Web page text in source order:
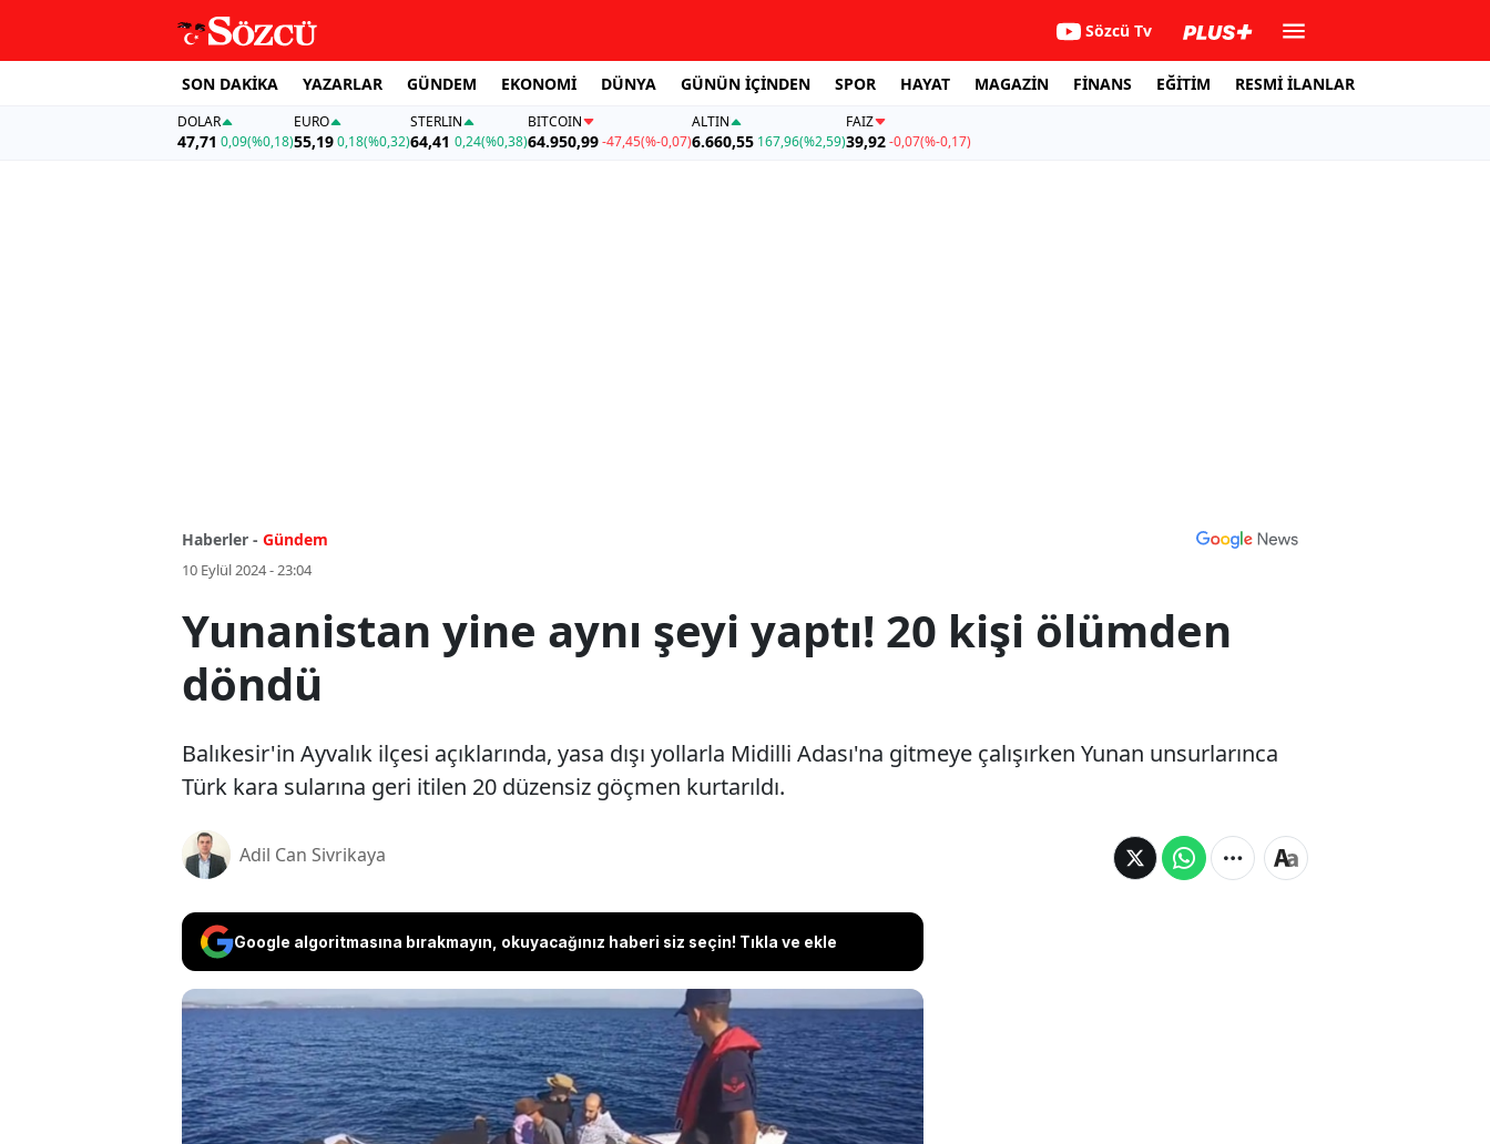
Sözcü Tv
SON DAKİKA YAZARLAR GÜNDEM EKONOMİ DÜNYA GÜNÜN İÇİNDEN SPOR HAYAT MAGAZİN FİNANS EĞİTİM RESMİ İLANLAR
DOLAR
47,71 0,09(%0,18)
EURO
55,19 0,18(%0,32)
STERLIN
64,41 0,24(%0,38)
BITCOIN
64.950,99-47,45(%-0,07)
ALTIN
6.660,55 167,96(%2,59)
FAİZ
39,92-0,07(%-0,17)
Haberler - Gündem
10 Eylül 2024 - 23:04
Yunanistan yine aynı şeyi yaptı! 20 kişi ölümden
döndü
Balıkesir'in Ayvalık ilçesi açıklarında, yasa dışı yollarla Midilli Adası'na gitmeye çalışırken Yunan unsurlarınca
Türk kara sularına geri itilen 20 düzensiz göçmen kurtarıldı.
Adil Can Sivrikaya
Google algoritmasına bırakmayın, okuyacağınız haberi siz seçin! Tıkla ve ekle